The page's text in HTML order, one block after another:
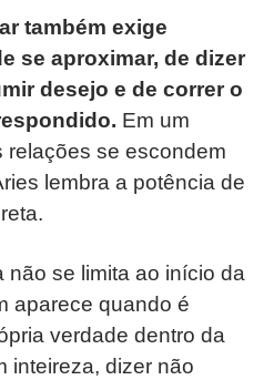
também exige
se aproximar, de dizer
desejo e de correr o
Em um
relações se escondem
lembra a potência de
não se limita ao início da
aparece quando é
verdade dentro da
inteireza, dizer não